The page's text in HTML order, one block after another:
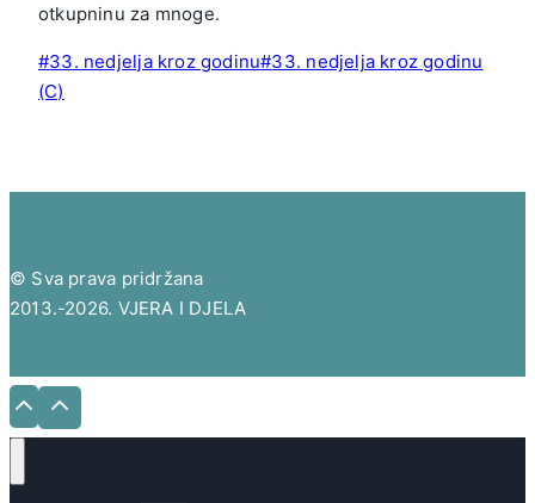
otkupninu za mnoge.
Post
Tags:
#33. nedjelja kroz godinu#33. nedjelja kroz godinu
(C)
© Sva prava pridržana
2013.-2026. VJERA I DJELA